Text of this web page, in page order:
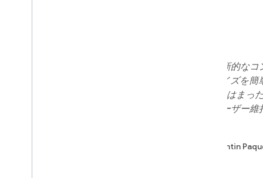
「Firebase を使用したことで、革新的な
合わせたコンテンツのパーソナライズを
り、Le Figaro のデジタル ビジネスはまっ
Firebase のおかげで、アプリのユーザー
- Le Figaro 社モバイル担当 CTO、Valentin